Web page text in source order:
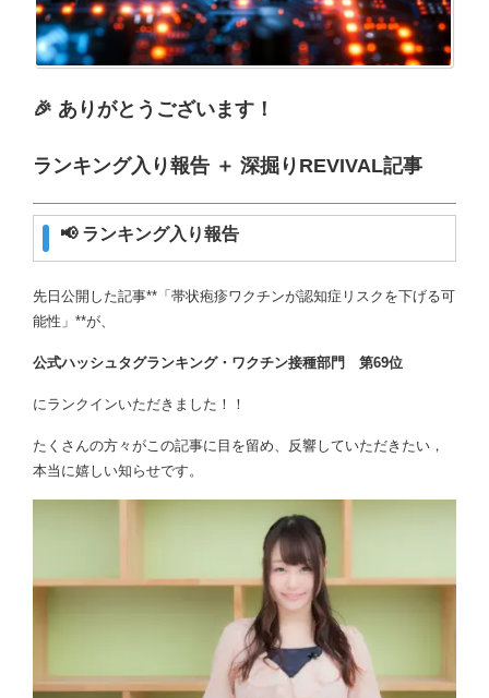
🎉 ありがとうございます！
ランキング入り報告 ＋ 深掘りREVIVAL記事
📢 ランキング入り報告
先日公開した記事**「帯状疱疹ワクチンが認知症リスクを下げる可
能性」**が、
公式ハッシュタグランキング・ワクチン接種部門 第69位
にランクインいただきました！！
たくさんの方々がこの記事に目を留め、反響していただきたい，
本当に嬉しい知らせです。